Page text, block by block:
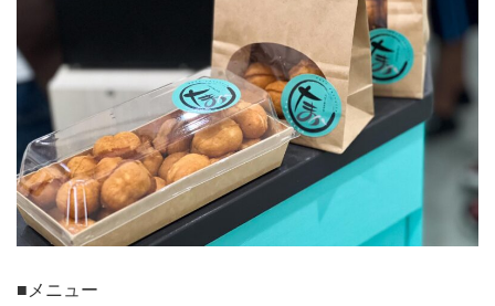
■メニュー